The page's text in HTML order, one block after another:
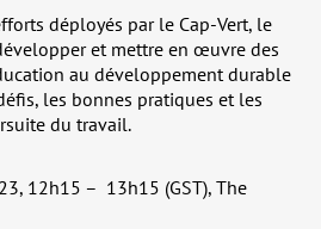
déployés par le Cap-Vert, le
et mettre en œuvre des
au développement durable
les bonnes pratiques et les
du travail.
12h15 – 13h15 (GST), The